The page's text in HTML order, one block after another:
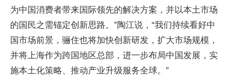
为中国消费者带来国际领先的解决方案，并以本土市场
的国民之需锚定创新思路。”陶江说，“我们持续看好中
国市场前景，骊住也将加快创新研发，扩大市场规模，
并将上海作为跨国地区总部，进一步布局中国发展，实
施本土化策略、推动产业升级服务全球。”